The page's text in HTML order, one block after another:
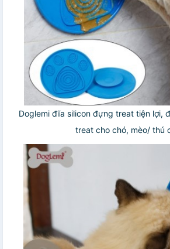
Doglemi đĩa silicon đựng treat tiện lợi,
treat cho chó, mèo/ thú